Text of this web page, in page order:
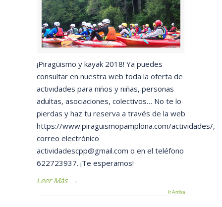
¡Piragüismo y kayak 2018! Ya puedes
consultar en nuestra web toda la oferta de
actividades para niños y niñas, personas
adultas, asociaciones, colectivos… No te lo
pierdas y haz tu reserva a través de la web
https://www.piraguismopamplona.com/actividades/,
correo electrónico
actividadescpp@gmail.com o en el teléfono
622723937. ¡Te esperamos!
Leer Más →
Ir Arriba